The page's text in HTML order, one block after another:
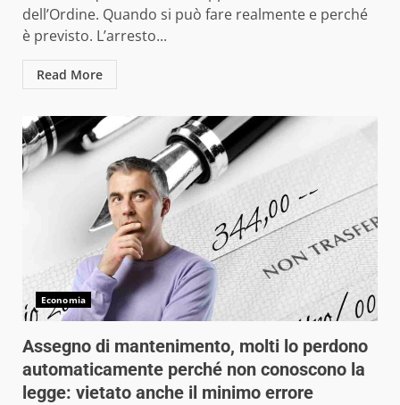
dell’Ordine. Quando si può fare realmente e perché
è previsto. L’arresto...
Read More
Economia
Assegno di mantenimento, molti lo perdono
automaticamente perché non conoscono la
legge: vietato anche il minimo errore